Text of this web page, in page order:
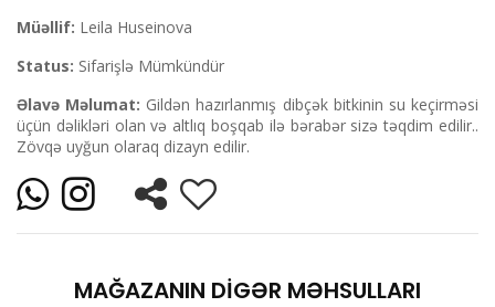
Müəllif: Leila Huseinova
Status: Sifarişlə Mümkündür
Əlavə Məlumat: Gildən hazırlanmış dibçək bitkinin su keçirməsi
üçün dəlikləri olan və altlıq boşqab ilə bərabər sizə təqdim edilir..
Zövqə uyğun olaraq dizayn edilir.
MAĞAZANIN DIGƏR MƏHSULLARI